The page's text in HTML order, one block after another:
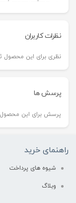
نظرات کاربران
نظری برای این محصول
پرسش ها
پرسش برای این
راهنمای خرید
شیوه های پرداخت
وبلاگ